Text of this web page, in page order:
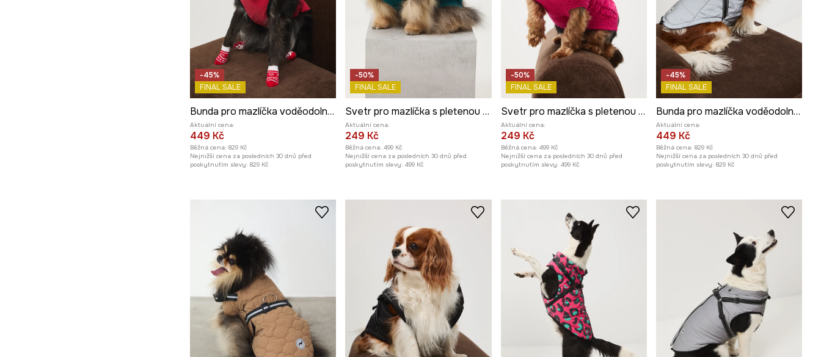
-45%
FINAL SALE
Bunda pro mazlíčka voděodolný povrch
Aktuální cena:
449 Kč
Běžná cena: 829 Kč
Nejnižší cena za posledních 30 dnů před
poskytnutím slevy: 829 Kč
-50%
FINAL SALE
Svetr pro mazlíčka s pletenou vazbou
Aktuální cena:
249 Kč
Běžná cena: 499 Kč
Nejnižší cena za posledních 30 dnů před
poskytnutím slevy: 499 Kč
-50%
FINAL SALE
Svetr pro mazlíčka s pletenou vazbou
Aktuální cena:
249 Kč
Běžná cena: 499 Kč
Nejnižší cena za posledních 30 dnů před
poskytnutím slevy: 499 Kč
-45%
FINAL SALE
Bunda pro mazlíčka voděodolný povrch
Aktuální cena:
449 Kč
Běžná cena: 829 Kč
Nejnižší cena za posledních 30 dnů před
poskytnutím slevy: 829 Kč